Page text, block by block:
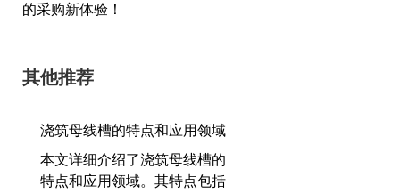
的采购新体验！
其他推荐
浇筑母线槽的特点和应用领域
本文详细介绍了浇筑母线槽的
特点和应用领域。其特点包括